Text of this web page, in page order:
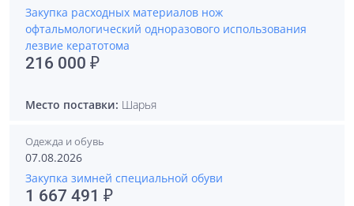
Закупка расходных материалов нож
офтальмологический одноразового использования
лезвие кератотома
216 000 ₽
Место поставки: Шарья
Одежда и обувь
07.08.2026
Закупка зимней специальной обуви
1 667 491 ₽